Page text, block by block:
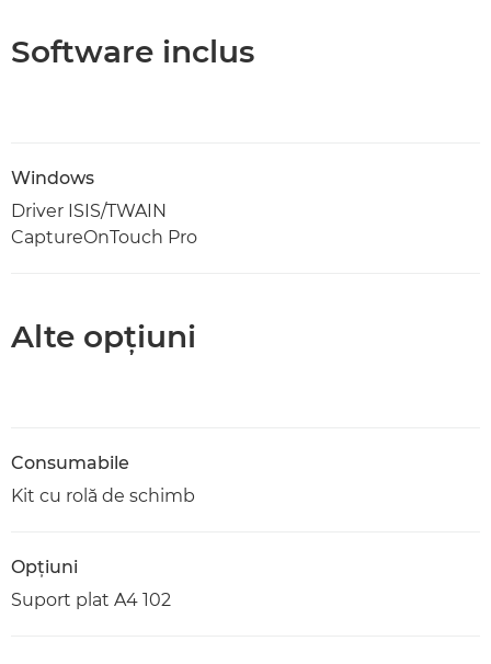
Software inclus
Windows
Driver ISIS/TWAIN
CaptureOnTouch Pro
Alte opţiuni
Consumabile
Kit cu rolă de schimb
Opţiuni
Suport plat A4 102